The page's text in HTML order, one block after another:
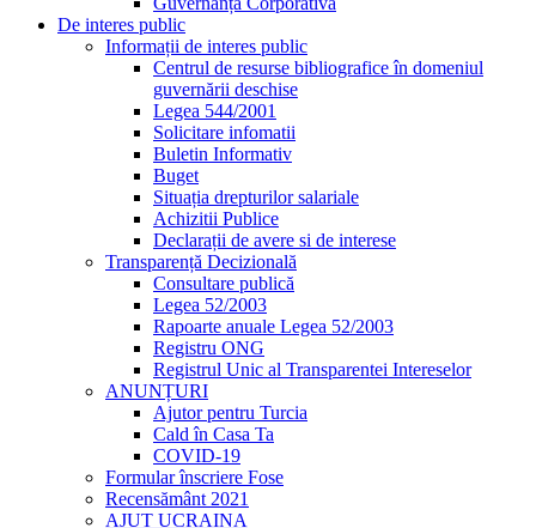
De interes public
Informații de interes public
Centrul de resurse bibliografice în domeniul
guvernării deschise
Legea 544/2001
Solicitare infomatii
Buletin Informativ
Buget
Situația drepturilor salariale
Achizitii Publice
Declarații de avere si de interese
Transparență Decizională
Consultare publică
Legea 52/2003
Rapoarte anuale Legea 52/2003
Registru ONG
Registrul Unic al Transparentei Intereselor
ANUNȚURI
Ajutor pentru Turcia
Cald în Casa Ta
COVID-19
Formular înscriere Fose
Recensământ 2021
AJUT UCRAINA